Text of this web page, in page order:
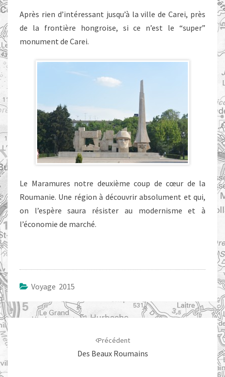
Après rien d’intéressant jusqu’à la ville de Carei, près
de la frontière hongroise, si ce n’est le “super”
monument de Carei.
Le Maramures notre deuxième coup de cœur de la
Roumanie. Une région à découvrir absolument et qui,
on l’espère saura résister au modernisme et à
l’économie de marché.
Voyage 2015
Navigation
d'article
Précédent
Des Beaux Roumains